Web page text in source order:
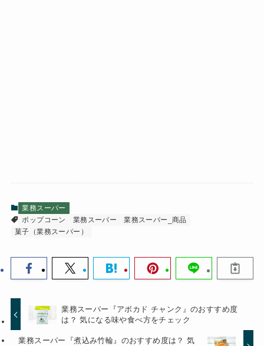
業務スーパー
ポップコーン
業務スーパー
業務スーパー_商品
菓子（業務スーパー）
業務スーパー『アボカド チャンク』のおすすめ度
は？ 気になる味や食べ方をチェック
業務スーパー『煮込み竹輪』のおすすめ度は？ 気